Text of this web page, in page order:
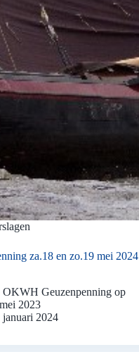
za.18 en zo.19 mei 2024
Geuzenpenning op
2023
januari 2024